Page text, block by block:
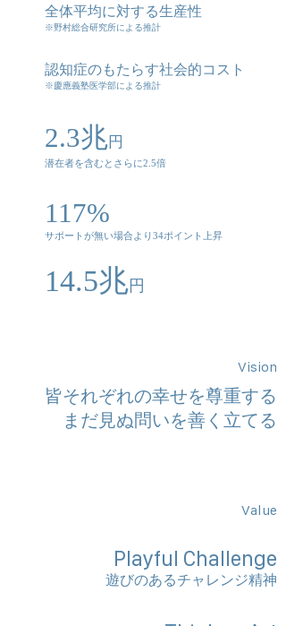
全体平均に対する生産性
※野村総合研究所による推計
認知症のもたらす社会的コスト
※慶應義塾医学部による推計
2.3兆 円
潜在者を含むとさらに2.5倍
117%
サポートが無い場合より34ポイント上昇
14.5兆 円
Vision
皆それぞれの幸せを尊重する
​まだ見ぬ問いを善く立てる
Value
Playful Challenge
遊びのあるチャレンジ精神